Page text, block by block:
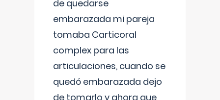
de quedarse
embarazada mi pareja
tomaba Carticoral
complex para las
articulaciones, cuando se
quedó embarazada dejo
de tomarlo y ahora que